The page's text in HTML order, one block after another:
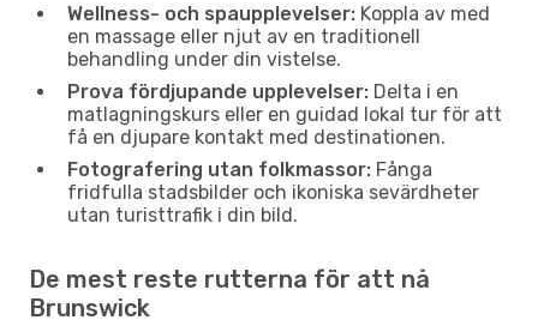
Wellness- och spaupplevelser: Koppla av med
en massage eller njut av en traditionell
behandling under din vistelse.
Prova fördjupande upplevelser: Delta i en
matlagningskurs eller en guidad lokal tur för att
få en djupare kontakt med destinationen.
Fotografering utan folkmassor: Fånga
fridfulla stadsbilder och ikoniska sevärdheter
utan turisttrafik i din bild.
De mest reste rutterna för att nå
Brunswick